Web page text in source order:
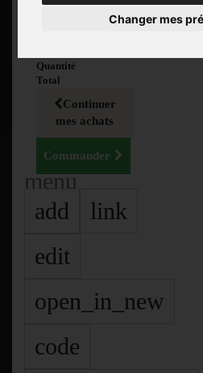
Changer mes
Quantité
Total
Continuer
mes achats
Commander
menu
add
link
edit
open_in_new
code